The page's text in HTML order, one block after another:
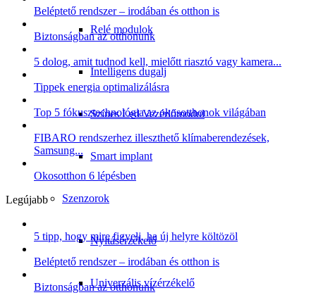
Relé modulok
Intelligens dugalj
Színes Led Vezérlőmodul
Smart implant
Szenzorok
Nyitásérzékelő
Univerzális vízérzékelő
Beléptető rendszer – irodában és otthon is
Biztonságban az otthonunk
5 dolog, amit tudnod kell, mielőtt riasztó vagy kamera...
Tippek energia optimalizálásra
Top 5 fókusztechnológia az okosotthonok világában
FIBARO rendszerhez illeszthető klímaberendezések,
Samsung...
Okosotthon 6 lépésben
Legújabb
5 tipp, hogy mire figyelj, ha új helyre költözöl
Beléptető rendszer – irodában és otthon is
Biztonságban az otthonunk